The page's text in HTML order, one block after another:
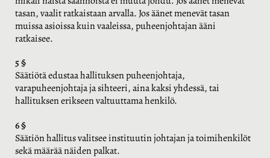
tasan, vaalit ratkaistaan arvalla. Jos äänet menevät tasan
muissa asioissa kuin vaaleissa, puheenjohtajan ääni
ratkaisee.
5 §
Säätiötä edustaa hallituksen puheenjohtaja,
varapuheenjohtaja ja sihteeri, aina kaksi yhdessä, tai
hallituksen erikseen valtuuttama henkilö.
6 §
Säätiön hallitus valitsee instituutin johtajan ja toimihenkilöt
sekä määrää näiden palkat.